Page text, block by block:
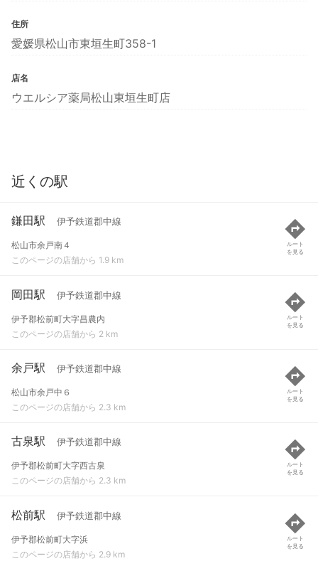
住所
愛媛県松山市東垣生町358-1
店名
ウエルシア薬局松山東垣生町店
近くの駅
鎌田駅 伊予鉄道郡中線
松山市余戸南４
このページの店舗から 1.9 km
ルート
を見る
岡田駅 伊予鉄道郡中線
伊予郡松前町大字昌農内
このページの店舗から 2 km
ルート
を見る
余戸駅 伊予鉄道郡中線
松山市余戸中６
このページの店舗から 2.3 km
ルート
を見る
古泉駅 伊予鉄道郡中線
伊予郡松前町大字西古泉
このページの店舗から 2.3 km
ルート
を見る
松前駅 伊予鉄道郡中線
伊予郡松前町大字浜
このページの店舗から 2.9 km
ルート
を見る